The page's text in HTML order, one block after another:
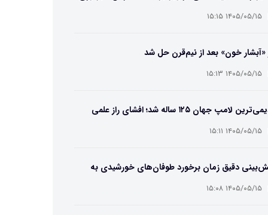
۱۴۰۵/۰۵/۱۵ ۱۵:۱۵
«آبشار خون» بعد از نیم‌قرن حل شد
۱۴۰۵/۰۵/۱۵ ۱۵:۱۳
قدیمی‌ترین لامپ جهان ۱۲۵ ساله شد؛ افشای راز علمی
لامپ سنتنیال
۱۴۰۵/۰۵/۱۵ ۱۵:۱۱
دقیق زمان برخورد طوفان‌های خورشیدی به
ممکن شد
۱۴۰۵/۰۵/۱۵ ۱۵:۰۸